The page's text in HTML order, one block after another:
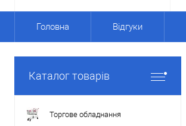
Головна Відгуки
Каталог товарів
Торгове обладнання